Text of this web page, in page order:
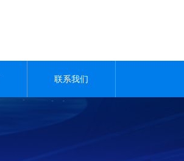
联系我们